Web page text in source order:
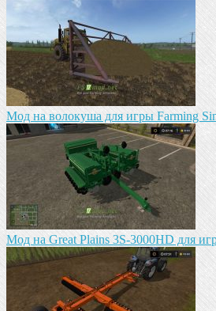
Мод на волокуша для игры Farming
Мод на Great Plains 3S-3000HD для